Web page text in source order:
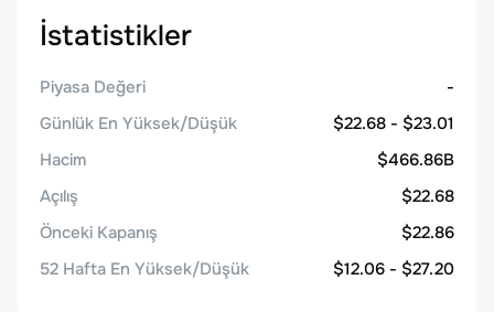
İstatistikler
Piyasa Değeri
-
Günlük En Yüksek/Düşük
$22.68 - $23.01
Hacim
$466.86B
Açılış
$22.68
Önceki Kapanış
$22.86
52 Hafta En Yüksek/Düşük
$12.06 - $27.20